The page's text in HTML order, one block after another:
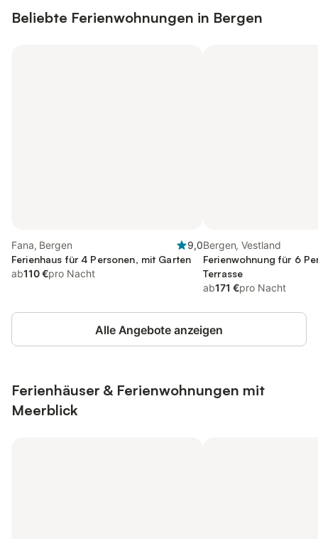
Beliebte Ferienwohnungen in Bergen
Fana, Bergen
9,0
Ferienhaus für 4 Personen, mit Garten
ab110 €pro Nacht
Bergen, Vestland
Ferienwohnung für 6
Terrasse
ab171 €pro Nacht
Alle Angebote anzeigen
Ferienhäuser & Ferienwohnungen mit
Meerblick